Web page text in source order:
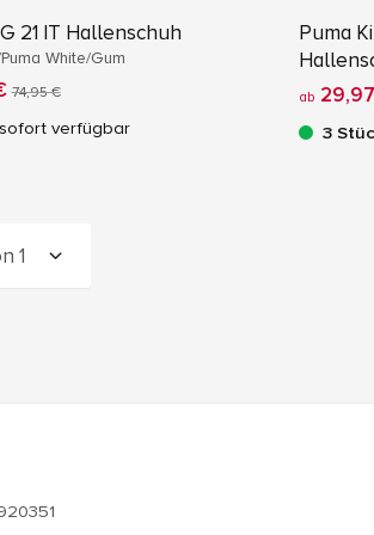
21 IT Hallenschuh
White/Gum
74,95 €
verfügbar
Puma
ab
3
1